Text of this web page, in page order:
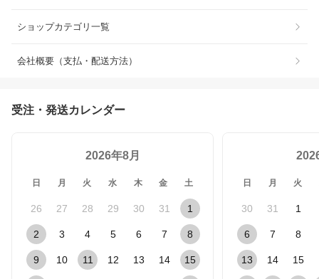
ショップカテゴリ一覧
会社概要（支払・配送方法）
受注・発送カレンダー
2026年8月
日 月 火 水 木 金 土
26 27 28 29 30 31 1
2 3 4 5 6 7 8
9 10 11 12 13 14 15
日 月 火
30 31 1
6 7 8
13 14 15